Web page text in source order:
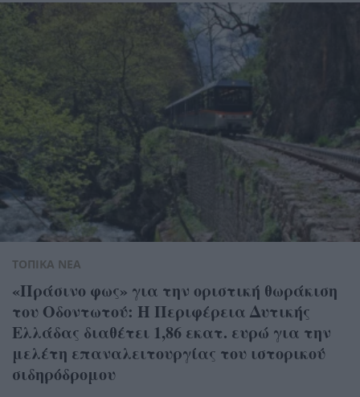
ΤΟΠΙΚΑ ΝΕΑ
«Πράσινο φως» για την οριστική θωράκιση
του Οδοντωτού: Η Περιφέρεια Δυτικής
Ελλάδας διαθέτει 1,86 εκατ. ευρώ για την
μελέτη επαναλειτουργίας του ιστορικού
σιδηρόδρομου